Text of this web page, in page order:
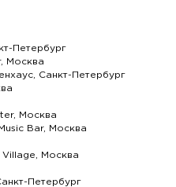
Петербург
Москва
Санкт-Петербург
Москва
Bar, Москва
Москва
Петербург